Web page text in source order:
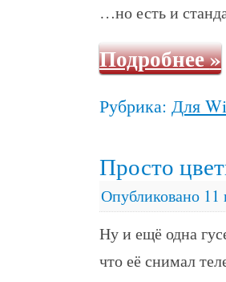
…но есть и
Подробнее»
Рубрика: Для
Просто
Опубликовано 11
Ну и ещё одна
что её снимал